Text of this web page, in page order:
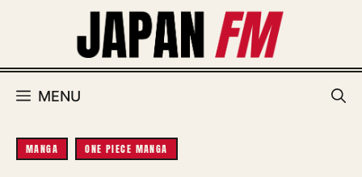
MENU
MANGA ONE PIECE MANGA